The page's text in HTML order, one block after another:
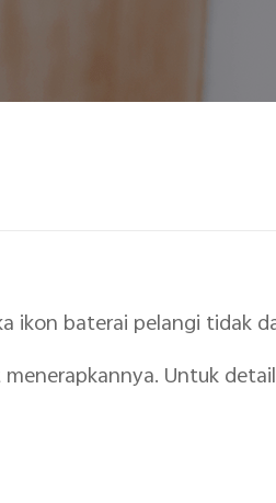
ikon baterai pelangi tidak
Untuk